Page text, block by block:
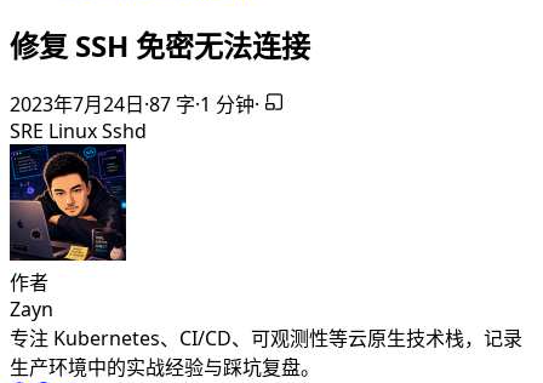
修复 SSH 免密无法连接
2023年7月24日·87 字·1 分钟·
SRE LinuxSshd
作者
Zayn
专注 Kubernetes、CI/CD、可观测性等云原生技术栈，记录
生产环境中的实战经验与踩坑复盘。